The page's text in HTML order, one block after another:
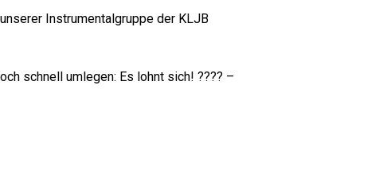
Instrumentalgruppe der KLJB
schnell umlegen: Es lohnt sich! ???? –